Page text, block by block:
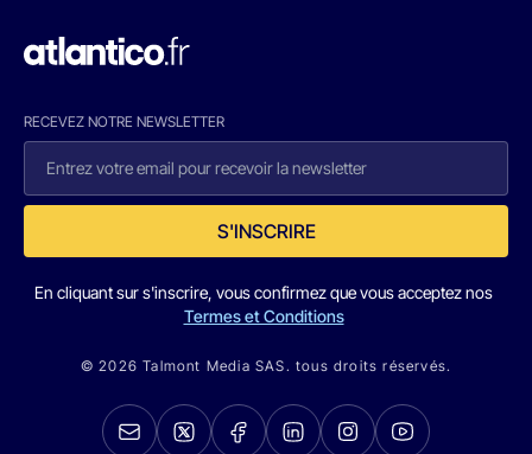
RECEVEZ NOTRE NEWSLETTER
S'INSCRIRE
En cliquant sur s'inscrire, vous confirmez que vous acceptez nos
Termes et Conditions
© 2026 Talmont Media SAS. tous droits réservés.